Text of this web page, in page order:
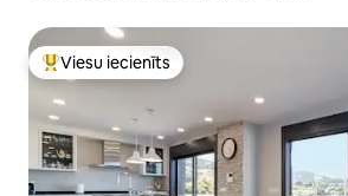
Populārs viesu iecienīts mājoklis
Viesu iecienīts